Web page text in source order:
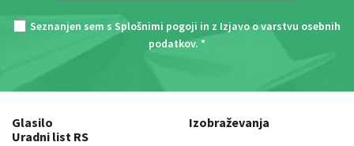
Seznanjen sem s Splošnimi pogoji in z Izjavo o varstvu osebnih
podatkov. *
Glasilo
Uradni list RS
Izobraževanja